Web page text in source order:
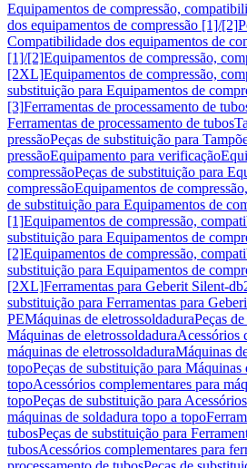
Equipamentos de compressão,
dos equipamentos de compressão [1]/[2]
Compatibilidade dos equipamentos de
[1]/[2]Equipamentos de compressão,
[2XL]Equipamentos de compressão,
substituição para Equipamentos de
[3]Ferramentas de processamento de
Ferramentas de processamento de tubos
pressãoPeças de substituição para
pressãoEquipamento para verificação
compressãoPeças de substituição para
compressãoEquipamentos de
de substituição para Equipamentos de
[1]Equipamentos de compressão,
substituição para Equipamentos de
[2]Equipamentos de compressão,
substituição para Equipamentos de
[2XL]Ferramentas para Geberit Silent-
substituição para Ferramentas para
PEMáquinas de eletrossoldaduraPeças
Máquinas de eletrossoldaduraAcessórios
máquinas de eletrossoldaduraMáquinas
topoPeças de substituição para Máquinas
topoAcessórios complementares para
topoPeças de substituição para
máquinas de soldadura topo a topo
tubosPeças de substituição para
tubosAcessórios complementares para